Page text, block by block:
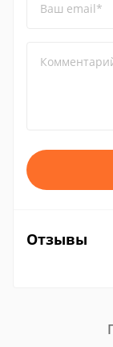
Ваш email*
Отзывы